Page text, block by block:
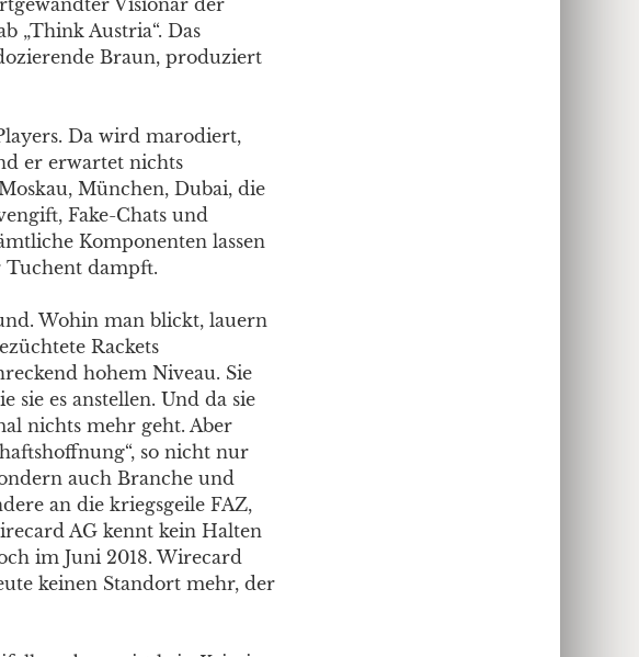
Visionär der
„Think Austria“. Das
Braun, produziert
Da wird marodiert,
er erwartet nichts
München, Dubai, die
Fake-Chats und
Komponenten lassen
Tuchent dampft.
Wohin man blickt, lauern
Rackets
hohem Niveau. Sie
sie es anstellen. Und da sie
nichts mehr geht. Aber
so nicht nur
auch Branche und
an die kriegsgeile FAZ,
AG kennt kein Halten
im Juni 2018. Wirecard
keinen Standort mehr, der